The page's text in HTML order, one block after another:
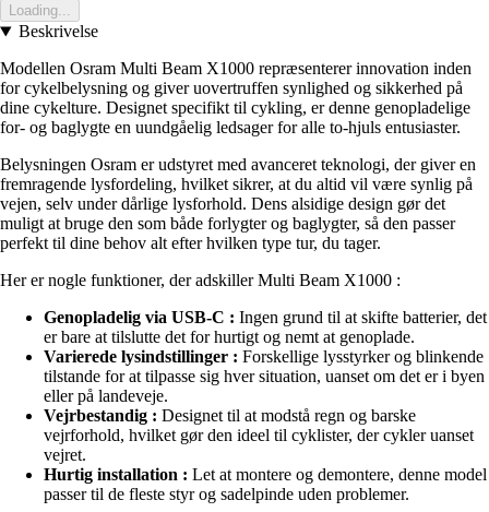
Loading...
Beskrivelse
Modellen Osram Multi Beam X1000 repræsenterer innovation inden
for cykelbelysning og giver uovertruffen synlighed og sikkerhed på
dine cykelture. Designet specifikt til cykling, er denne genopladelige
for- og baglygte en uundgåelig ledsager for alle to-hjuls entusiaster.
Belysningen Osram er udstyret med avanceret teknologi, der giver en
fremragende lysfordeling, hvilket sikrer, at du altid vil være synlig på
vejen, selv under dårlige lysforhold. Dens alsidige design gør det
muligt at bruge den som både forlygter og baglygter, så den passer
perfekt til dine behov alt efter hvilken type tur, du tager.
Her er nogle funktioner, der adskiller Multi Beam X1000 :
Genopladelig via USB-C : Ingen grund til at skifte batterier, det
er bare at tilslutte det for hurtigt og nemt at genoplade.
Varierede lysindstillinger : Forskellige lysstyrker og blinkende
tilstande for at tilpasse sig hver situation, uanset om det er i byen
eller på landeveje.
Vejrbestandig : Designet til at modstå regn og barske
vejrforhold, hvilket gør den ideel til cyklister, der cykler uanset
vejret.
Hurtig installation : Let at montere og demontere, denne model
passer til de fleste styr og sadelpinde uden problemer.